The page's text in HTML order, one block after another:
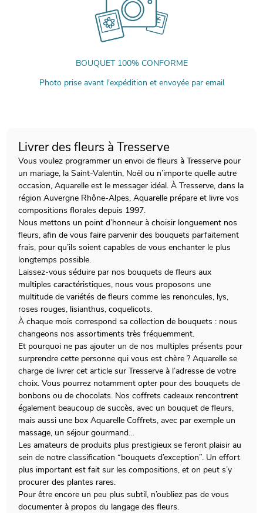
BOUQUET 100% CONFORME
Photo prise avant l'expédition et envoyée par email
Livrer des fleurs à Tresserve
Vous voulez programmer un envoi de fleurs à Tresserve pour
un mariage, la Saint-Valentin, Noël ou n’importe quelle autre
occasion, Aquarelle est le messager idéal. À Tresserve, dans la
région Auvergne Rhône-Alpes, Aquarelle prépare et livre vos
compositions florales depuis 1997.
Nous mettons un point d’honneur à choisir longuement nos
fleurs, afin de vous faire parvenir des bouquets parfaitement
frais, pour qu’ils soient capables de vous enchanter le plus
longtemps possible.
Laissez-vous séduire par nos bouquets de fleurs aux
multiples caractéristiques, nous vous proposons une
multitude de variétés de fleurs comme les renoncules, lys,
roses rouges, lisianthus, coquelicots.
À chaque mois correspond sa collection de bouquets : nous
changeons nos assortiments très fréquemment.
Et pourquoi ne pas ajouter un de nos multiples présents pour
surprendre cette personne qui vous est chère ? Aquarelle se
charge de livrer cet article sur Tresserve à l’adresse de votre
choix. Vous pourrez notamment opter pour des bouquets de
bonbons ou de chocolats. Nos coffrets cadeaux rencontrent
également beaucoup de succès, avec un bouquet de fleurs,
mais aussi une box Aquarelle Coffrets, avec par exemple un
massage, un séjour gourmand…
Les amateurs de produits plus prestigieux se feront plaisir au
sein de notre classification “bouquets d’exception”. Un effort
plus important est fait sur les compositions, et on peut s’y
procurer des plantes rares.
Pour être encore un peu plus subtil, n’oubliez pas de vous
documenter à propos du langage des fleurs.